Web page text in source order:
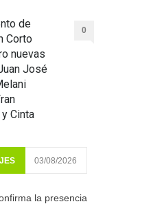
de
Corto
nuevas
José
Cinta
0
03/08/2026
la presencia